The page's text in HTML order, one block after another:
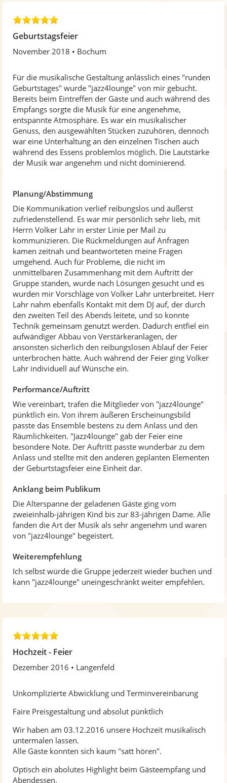
5
0
v
5
S
e
e
Geburtstagsfeier
November 2018 Bochum
Für die musikalische Gestaltung anlässlich eines "runden
Geburtstages" wurde "jazz4lounge" von mir gebucht.
Bereits beim Eintreffen der Gäste und auch während des
Empfangs sorgte die Musik für eine angenehme,
entspannte Atmosphäre. Es war ein musikalischer
Genuss, den ausgewählten Stücken zuzuhören, dennoch
war eine Unterhaltung an den einzelnen Tischen auch
während des Essens problemlos möglich. Die Lautstärke
der Musik war angenehm und nicht dominierend.
Planung/Abstimmung
Die Kommunikation verlief reibungslos und äußerst
zufriedenstellend. Es war mir persönlich sehr lieb, mit
Herrn Volker Lahr in erster Linie per Mail zu
kommunizieren. Die Rückmeldungen auf Anfragen
kamen zeitnah und beantworteten meine Fragen
umgehend. Auch für Probleme, die nicht im
unmittelbaren Zusammenhang mit dem Auftritt der
Gruppe standen, wurde nach Lösungen gesucht und es
wurden mir Vorschläge von Volker Lahr unterbreitet. Herr
Lahr nahm ebenfalls Kontakt mit dem DJ auf, der durch
den zweiten Teil des Abends leitete, und so konnte
Technik gemeinsam genutzt werden. Dadurch entfiel ein
aufwändiger Abbau von Verstärkeranlagen, der
ansonsten sicherlich den reibungslosen Ablauf der Feier
unterbrochen hätte. Auch während der Feier ging Volker
Lahr individuell auf Wünsche ein.
Performance/Auftritt
Wie vereinbart, trafen die Mitglieder von "jazz4lounge"
pünktlich ein. Von ihrem äußeren Erscheinungsbild
passte das Ensemble bestens zu dem Anlass und den
Räumlichkeiten. "Jazz4lounge" gab der Feier eine
besondere Note. Der Auftritt passte wunderbar zu dem
Anlass und stellte mit den anderen geplanten Elementen
der Geburtstagsfeier eine Einheit dar.
Anklang beim Publikum
Die Alterspanne der geladenen Gäste ging vom
zweieinhalb-jährigen Kind bis zur 83-jährigen Dame. Alle
fanden die Art der Musik als sehr angenehm und waren
von "jazz4lounge" begeistert.
Weiterempfehlung
Ich selbst würde die Gruppe jederzeit wieder buchen und
kann "jazz4lounge" uneingeschränkt weiter empfehlen.
5
0
v
n
S
e
r
n
e
n
Hochzeit - Feier
Dezember 2016 Langenfeld
Unkomplizierte Abwicklung und Terminvereinbarung
Faire Preisgestaltung und absolut pünktlich
Wir haben am 03.12.2016 unsere Hochzeit musikalisch
untermalen lassen.
Alle Gäste konnten sich kaum "satt hören".
Optisch ein abolutes Highlight beim Gästeempfang und
Abendessen.